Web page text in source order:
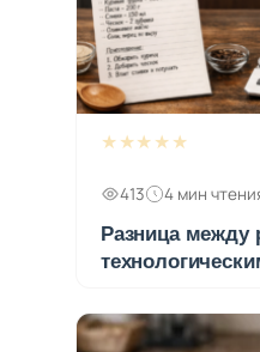
★★★★★
413 4 мин
Разница между